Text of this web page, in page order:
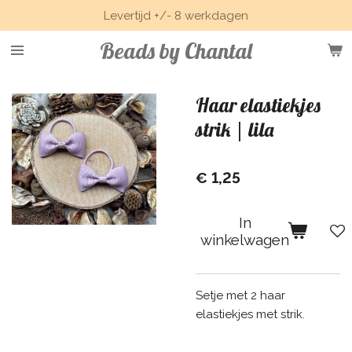
direct
naar
hoofdinhoud
Beads by Chantal
Levertijd +/- 8 werkdagen
Haar elastiekjes
strik | lila
€ 1,25
In
winkelwagen
Setje met 2 haar
elastiekjes met strik.